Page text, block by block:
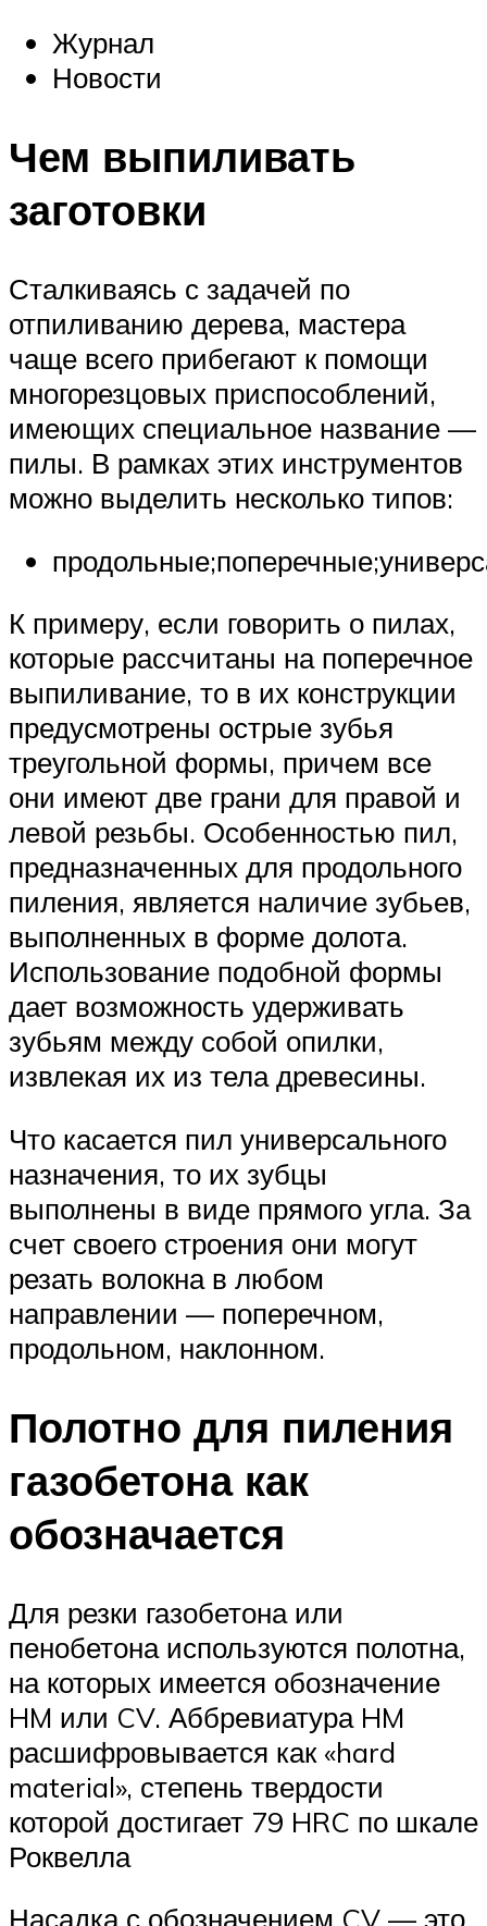
Журнал
Новости
Чем выпиливать
заготовки
Сталкиваясь с задачей по
отпиливанию дерева, мастера
чаще всего прибегают к помощи
многорезцовых приспособлений,
имеющих специальное название —
пилы. В рамках этих инструментов
можно выделить несколько типов:
К примеру, если говорить о пилах,
которые рассчитаны на поперечное
выпиливание, то в их конструкции
предусмотрены острые зубья
треугольной формы, причем все
они имеют две грани для правой и
левой резьбы. Особенностью пил,
предназначенных для продольного
пиления, является наличие зубьев,
выполненных в форме долота.
Использование подобной формы
дает возможность удерживать
зубьям между собой опилки,
извлекая их из тела древесины.
Что касается пил универсального
назначения, то их зубцы
выполнены в виде прямого угла. За
счет своего строения они могут
резать волокна в любом
направлении — поперечном,
продольном, наклонном.
Полотно для пиления
газобетона как
обозначается
Для резки газобетона или
пенобетона используются полотна,
на которых имеется обозначение
HM или CV. Аббревиатура HM
расшифровывается как «hard
material», степень твердости
которой достигает 79 HRC по шкале
Роквелла
Насадка с обозначением CV — это